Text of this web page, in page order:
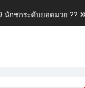
นักชกระดับยอดมวย ??